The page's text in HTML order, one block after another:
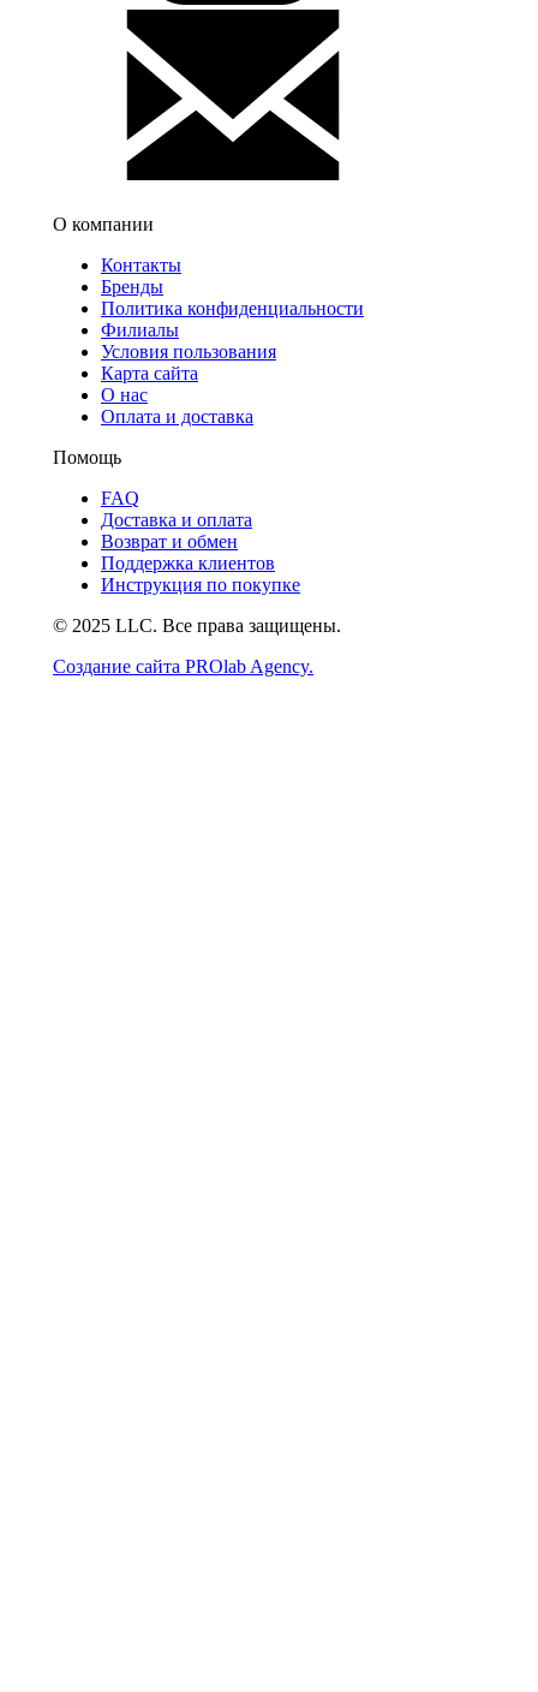
О компании
Контакты
Бренды
Политика конфиденциальности
Филиалы
Условия пользования
Карта сайта
О нас
Оплата и доставка
Помощь
FAQ
Доставка и оплата
Возврат и обмен
Поддержка клиентов
Инструкция по покупке
© 2025 LLC. Все права защищены.
Создание сайта PROlab Agency.